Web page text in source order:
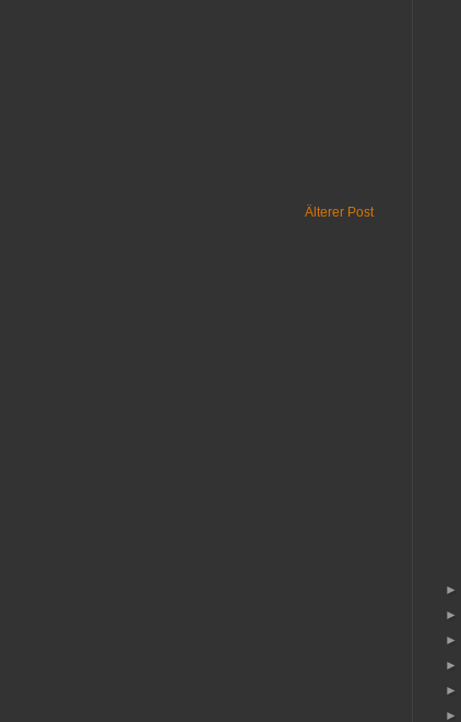
Älterer Post
►
►
►
►
►
►